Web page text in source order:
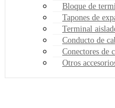
Bloque de
Tapones de
Terminal
Conducto de
Conectores de
Otros